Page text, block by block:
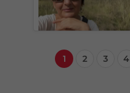
1 2 3 4